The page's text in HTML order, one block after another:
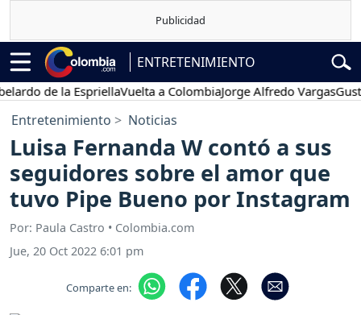
ENTRETENIMIENTO
de la EspriellaVuelta a ColombiaJorge Alfredo VargasGustavo
Entretenimiento Noticias
Luisa Fernanda W contó a sus
seguidores sobre el amor que
tuvo Pipe Bueno por Instagram
Por: Paula Castro • Colombia.com
Jue, 20 Oct 2022 6:01 pm
Comparte en: